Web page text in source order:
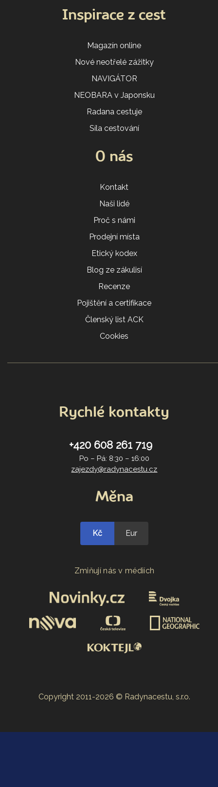
Inspirace z cest
Magazín online
Nové neotřelé zážitky
NAVIGÁTOR
NEOBARA v Japonsku
Radana cestuje
Síla cestování
O nás
Kontakt
Naši lidé
Proč s námi
Prodejní místa
Etický kodex
Blog ze zákulisí
Recenze
Pojištění a certifikace
Členský list ACK
Cookies
Rychlé kontakty
+420 608 261 719
Po – Pá: 8:30 – 16:00
zajezdy@radynacestu.cz
Měna
Kč Eur
Zmiňují nás v médiích
Copyright 2011-2026 © Radynacestu, s.r.o.